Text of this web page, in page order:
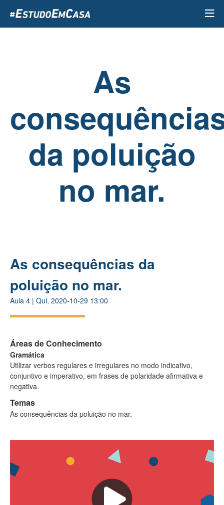
para
o
As
da poluição
no mar.
As consequências da
poluição no mar.
Aula 4 | Qui, 2020-10-29 13:00
Áreas de Conhecimento
Gramática
Utilizar verbos regulares e irregulares no modo indicativo,
conjuntivo e imperativo, em frases de polaridade afirmativa e
negativa.
Temas
As consequências da poluição no mar.